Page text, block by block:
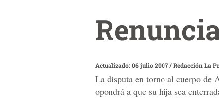
Actualizado: 06 julio 2007/Redacción La
La disputa en torno al cuerpo de
opondrá a que su hija sea